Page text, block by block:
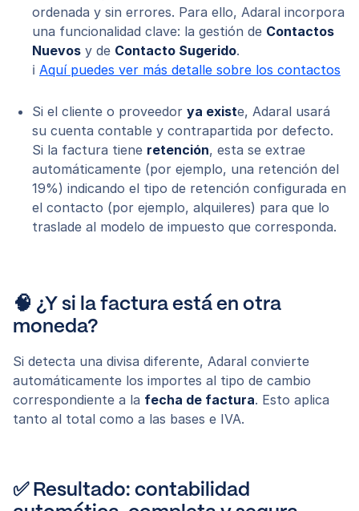
ordenada y sin errores. Para ello, Adaral incorpora
una funcionalidad clave: la gestión de Contactos
Nuevos y de Contacto Sugerido.
ℹ️ Aquí puedes ver más detalle sobre los contactos
Si el cliente o proveedor ya existe, Adaral usará
su cuenta contable y contrapartida por defecto.
Si la factura tiene retención, esta se extrae
automáticamente (por ejemplo, una retención del
19%) indicando el tipo de retención configurada en
el contacto (por ejemplo, alquileres) para que lo
traslade al modelo de impuesto que corresponda.
🧠 ¿Y si la factura está en otra
moneda?
Si detecta una divisa diferente, Adaral convierte
automáticamente los importes al tipo de cambio
correspondiente a la fecha de factura. Esto aplica
tanto al total como a las bases e IVA.
✅ Resultado: contabilidad